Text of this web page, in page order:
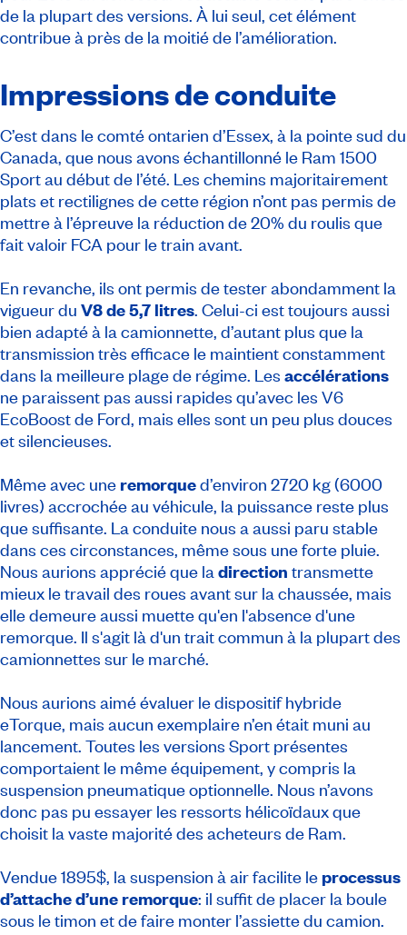
de la plupart des versions. À lui seul, cet élément
contribue à près de la moitié de l’amélioration.
Impressions de conduite
C’est dans le comté ontarien d’Essex, à la pointe sud du
Canada, que nous avons échantillonné le Ram 1500
Sport au début de l’été. Les chemins majoritairement
plats et rectilignes de cette région n’ont pas permis de
mettre à l’épreuve la réduction de 20% du roulis que
fait valoir FCA pour le train avant.
En revanche, ils ont permis de tester abondamment la
vigueur du V8 de 5,7 litres. Celui-ci est toujours aussi
bien adapté à la camionnette, d’autant plus que la
transmission très efficace le maintient constamment
dans la meilleure plage de régime. Les accélérations
ne paraissent pas aussi rapides qu’avec les V6
EcoBoost de Ford, mais elles sont un peu plus douces
et silencieuses.
Même avec une remorqued’environ 2720 kg (6000
livres) accrochée au véhicule, la puissance reste plus
que suffisante. La conduite nous a aussi paru stable
dans ces circonstances, même sous une forte pluie.
Nous aurions apprécié que la direction transmette
mieux le travail des roues avant sur la chaussée, mais
elle demeure aussi muette qu'en l'absence d'une
remorque. Il s'agit là d'un trait commun à la plupart des
camionnettes sur le marché.
Nous aurions aimé évaluer le dispositif hybride
eTorque, mais aucun exemplaire n’en était muni au
lancement. Toutes les versions Sport présentes
comportaient le même équipement, y compris la
suspension pneumatique optionnelle. Nous n’avons
donc pas pu essayer les ressorts hélicoïdaux que
choisit la vaste majorité des acheteurs de Ram.
Vendue 1895$, la suspension à air facilite le processus
d’attache d’une remorque: il suffit de placer la boule
sous le timon et de faire monter l’assiette du camion.